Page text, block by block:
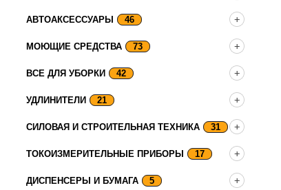
АВТОАКСЕССУАРЫ 46
МОЮЩИЕ СРЕДСТВА 73
ВСЕ ДЛЯ УБОРКИ 42
УДЛИНИТЕЛИ 21
СИЛОВАЯ И СТРОИТЕЛЬНАЯ ТЕХНИКА 31
ТОКОИЗМЕРИТЕЛЬНЫЕ ПРИБОРЫ 17
ДИСПЕНСЕРЫ И БУМАГА 5